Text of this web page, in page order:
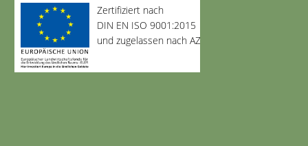
Zertifiziert nach
DIN EN ISO 9001:2015
und zugelassen nach AZAV